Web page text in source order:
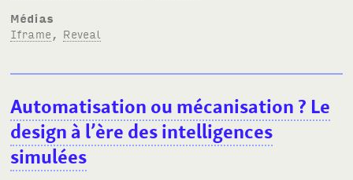
Médias
Iframe , Reveal
Automatisation ou mécanisation ? Le
design à l’ère des intelligences
simulées